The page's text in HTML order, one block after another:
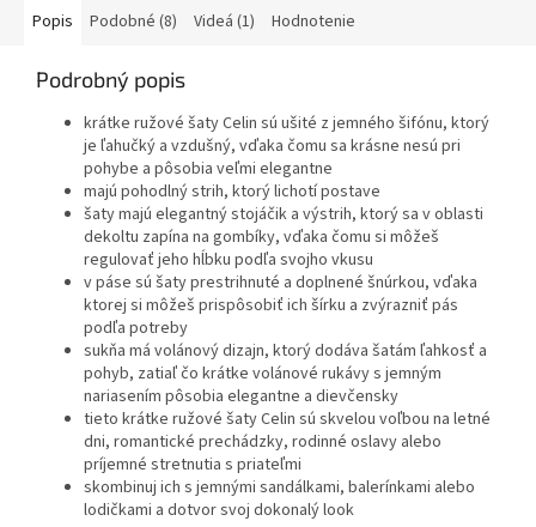
Popis Podobné (8) Videá (1) Hodnotenie
Podrobný popis
krátke ružové šaty Celin sú ušité z jemného šifónu, ktorý
je ľahučký a vzdušný, vďaka čomu sa krásne nesú pri
pohybe a pôsobia veľmi elegantne
majú pohodlný strih, ktorý lichotí postave
šaty majú elegantný stojáčik a výstrih, ktorý sa v oblasti
dekoltu zapína na gombíky, vďaka čomu si môžeš
regulovať jeho hĺbku podľa svojho vkusu
v páse sú šaty prestrihnuté a doplnené šnúrkou, vďaka
ktorej si môžeš prispôsobiť ich šírku a zvýrazniť pás
podľa potreby
sukňa má volánový dizajn, ktorý dodáva šatám ľahkosť a
pohyb, zatiaľ čo krátke volánové rukávy s jemným
nariasením pôsobia elegantne a dievčensky
tieto krátke ružové šaty Celin sú skvelou voľbou na letné
dni, romantické prechádzky, rodinné oslavy alebo
príjemné stretnutia s priateľmi
skombinuj ich s jemnými sandálkami, balerínkami alebo
lodičkami a dotvor svoj dokonalý look